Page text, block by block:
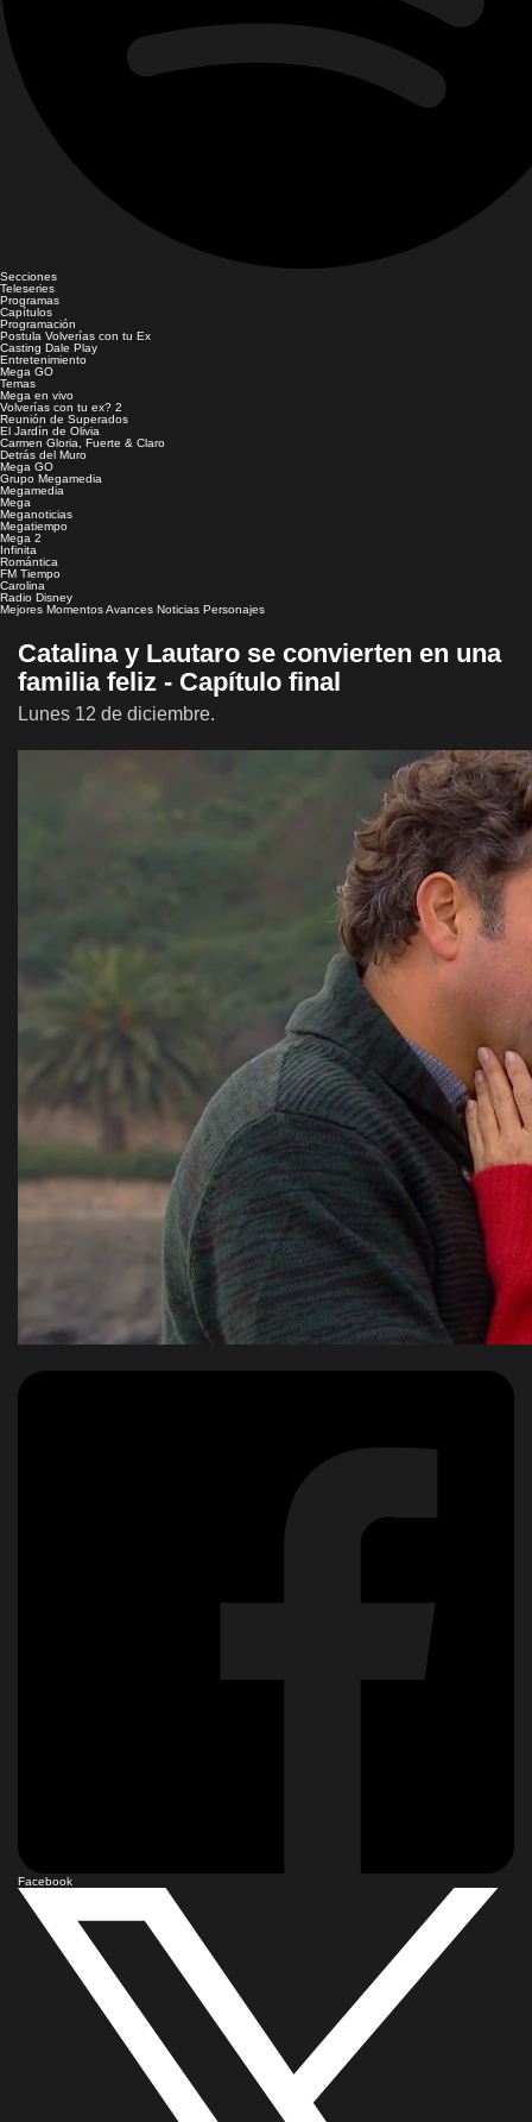
Secciones
Teleseries
Programas
Capítulos
Programación
Postula Volverías con tu Ex
Casting Dale Play
Entretenimiento
Mega GO
Temas
Mega en vivo
Volverías con tu ex? 2
Reunión de Superados
El Jardín de Olivia
Carmen Gloria, Fuerte & Claro
Detrás del Muro
Mega GO
Grupo Megamedia
Megamedia
Mega
Meganoticias
Megatiempo
Mega 2
Infinita
Romántica
FM Tiempo
Carolina
Radio Disney
Mejores MomentosAvances Noticias Personajes
Catalina y Lautaro se convierten en una
familia feliz - Capítulo final
Lunes 12 de diciembre.
Facebook